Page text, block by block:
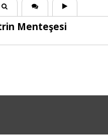
Menteşesi